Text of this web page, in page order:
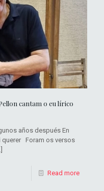
cantam o eu lírico
años después En
querer Foram os versos
Read more